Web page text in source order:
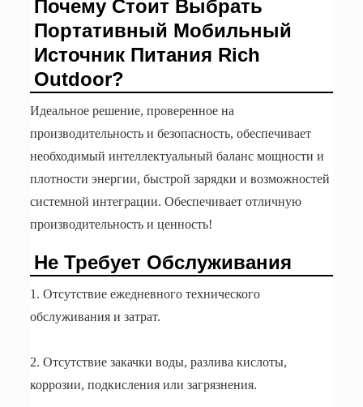
Почему Стоит Выбрать
Портативный Мобильный
Источник Питания Rich
Outdoor?
Идеальное решение, проверенное на
производительность и безопасность, обеспечивает
необходимый интеллектуальный баланс мощности и
плотности энергии, быстрой зарядки и возможностей
системной интеграции. Обеспечивает отличную
производительность и ценность!
Не Требует Обслуживания
1. Отсутствие ежедневного технического
обслуживания и затрат.
2. Отсутствие закачки воды, разлива кислоты,
коррозии, подкисления или загрязнения.